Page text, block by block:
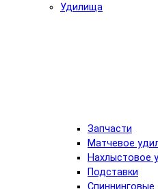
Удилища
Запчасти
Матчевое
Нахлыстовое
Подставки
Спиннинговые